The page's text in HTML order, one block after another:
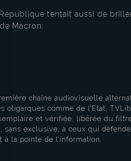
le bandeau
tentait aussi de
Macron.
chaîne audiovisuelle
oligarques comme de l’Etat,
et vérifiée, libérée du
sans exclusive, à ceux qui
la pointe de l’information.